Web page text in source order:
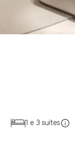
1 e 3 suítes